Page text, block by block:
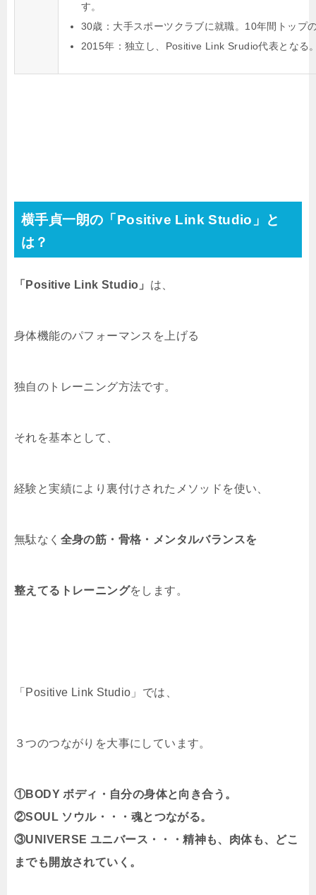
す。
30歳：大手スポーツクラブに就職。10年間トップ
2015年：独立し、Positive Link Srudio代表となる
横手貞一朗の「Positive Link Studio」と
は？
「Positive Link Studio」 は、
身体機能のパフォーマンスを上げる
独自のトレーニング方法です。
それを基本として、
経験と実績により裏付けされたメソッドを使い、
無駄なく 全身の筋・骨格・メンタルバランスを
整えてるトレーニングをします。
「Positive Link Studio」では、
３つのつながりを大事にしています。
①BODY ボディ・自分の身体と向き合う。
②SOUL ソウル・・・魂とつながる。
③UNIVERSE ユニバース・・・精神も、肉体も、どこ
までも開放されていく。